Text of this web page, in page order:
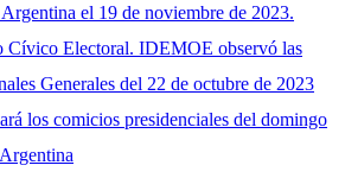
el 19 de noviembre de 2023.
Cívico Electoral. IDEMOE observó las
Generales del 22 de octubre de 2023
los comicios presidenciales del domingo